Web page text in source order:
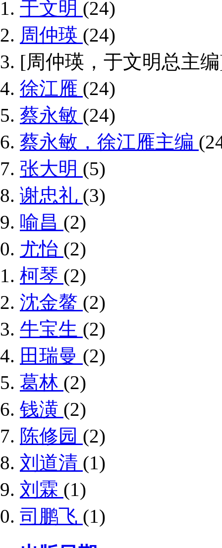
于文明 (24)
周仲瑛 (24)
[周仲瑛，于文明总主
徐江雁 (24)
蔡永敏 (24)
蔡永敏，徐江雁主编
张大明 (5)
谢忠礼 (3)
喻昌 (2)
尤怡 (2)
柯琴 (2)
沈金鳌 (2)
牛宝生 (2)
田瑞曼 (2)
葛林 (2)
钱潢 (2)
陈修园 (2)
刘道清 (1)
刘霖 (1)
司鹏飞 (1)